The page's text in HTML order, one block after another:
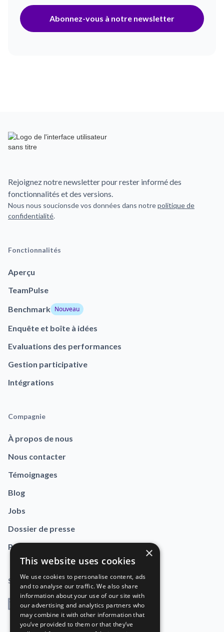
Rejoignez notre newsletter pour rester informé des
fonctionnalités et des versions.
Nous nous soucionsde vos données dans notrepolitique de
confidentialité.
Fonctionnalités
Aperçu
TeamPulse
Benchmark Nouveau
Enquête et boîte à idées
Evaluations des performances
Gestion participative
Intégrations
Compagnie
À propos de nous
Nous contacter
Témoignages
Blog
Jobs
Dossier de presse
Politique de confidentialité
Social
LinkedIn
×
This website uses cookies
We use cookies to personalise content, ads
and to analyse our traffic. We also share
information about your use of our site with
our advertising and analytics partners who
may combine it with other information that
you’ve provided to them or that they’ve